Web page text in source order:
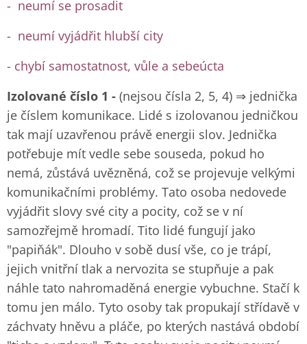
- neumí se prosadit
- neumí vyjádřit hlubší city
- chybí samostatnost, vůle a sebeúcta
Izolované číslo 1 - (nejsou čísla 2, 5, 4) ⇒ jednička
je číslem komunikace. Lidé s izolovanou jedničkou
tak mají uzavřenou právě energii slov. Jednička
potřebuje mít vedle sebe souseda, pokud ho
nemá, zůstává uvězněná, což se projevuje velkými
komunikačními problémy. Tato osoba nedovede
vyjádřit slovy své city a pocity, což se v ní
samozřejmě hromadí. Tito lidé fungují jako
"papiňák". Dlouho v sobě dusí vše, co je trápí,
jejich vnitřní tlak a nervozita se stupňuje a pak
náhle tato nahromaděná energie vybuchne. Stačí k
tomu jen málo. Tyto osoby tak propukají střídavě v
záchvaty hněvu a pláče, po kterých nastává období